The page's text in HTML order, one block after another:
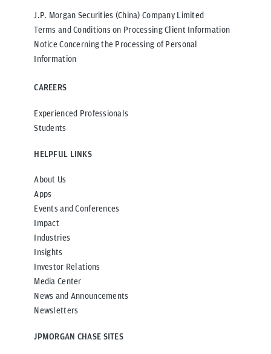
J.P. Morgan Securities (China) Company Limited
Terms and Conditions on Processing Client Information
Notice Concerning the Processing of Personal
Information
CAREERS
Experienced Professionals
Students
HELPFUL LINKS
About Us
Apps
Events and Conferences
Impact
Industries
Insights
Investor Relations
Media Center
News and Announcements
Newsletters
JPMORGAN CHASE SITES